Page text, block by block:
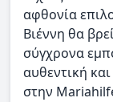
αφθονία
Βιέννη θα
σύγχρονα
αυθεντική
στην